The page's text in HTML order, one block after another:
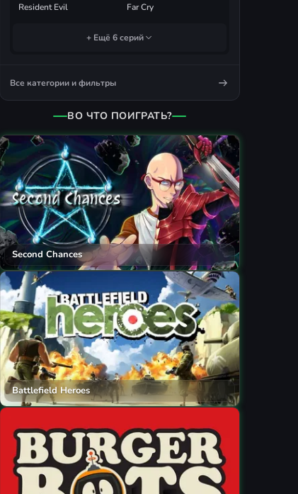
Resident Evil Far Cry
+ Ещё 6 серий
Все категории и фильтры
ВО ЧТО ПОИГРАТЬ?
Second Chances
Battlefield Heroes